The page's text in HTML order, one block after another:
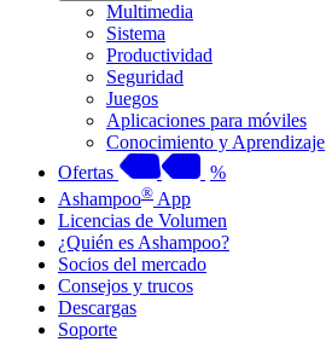
Multimedia
Sistema
Productividad
Seguridad
Juegos
Aplicaciones para móviles
Conocimiento y Aprendizaje
Ofertas
%
Ashampoo® App
Licencias de Volumen
¿Quién es Ashampoo?
Socios del mercado
Consejos y trucos
Descargas
Soporte